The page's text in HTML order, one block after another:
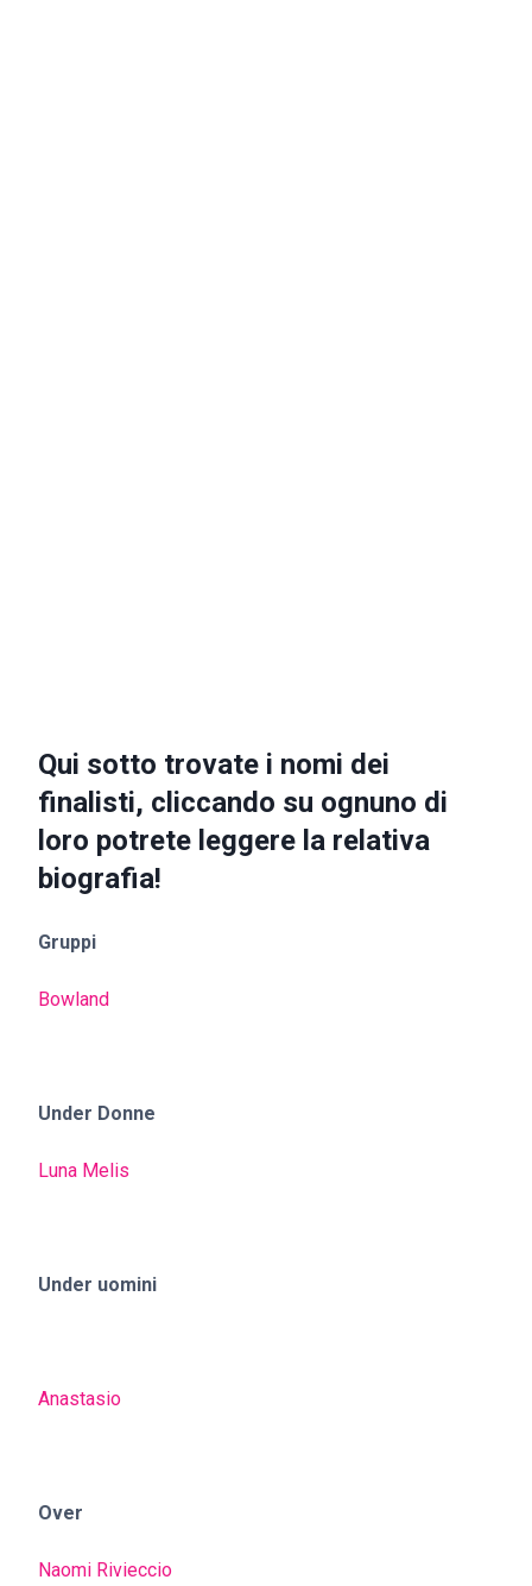
Qui sotto trovate i nomi dei
finalisti, cliccando su ognuno di
loro potrete leggere la relativa
biografia!
Gruppi
Bowland
Under Donne
Luna Melis
Under uomini
Anastasio
Over
Naomi Rivieccio